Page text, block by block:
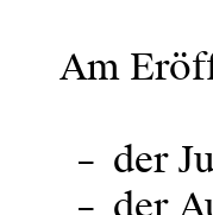
Am
der